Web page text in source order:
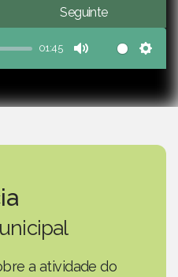
Seguinte
01:45
Mute
a atividade do